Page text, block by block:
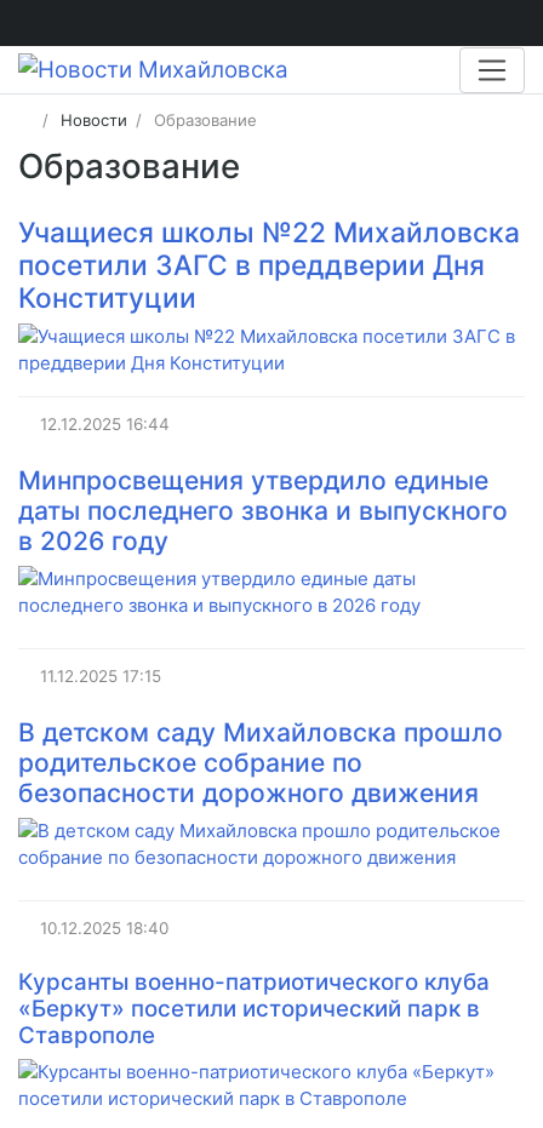
Новости Образование
Образование
Учащиеся школы №22 Михайловска
посетили ЗАГС в преддверии Дня
Конституции
12.12.2025 16:44
Минпросвещения утвердило единые
даты последнего звонка и выпускного
в 2026 году
11.12.2025 17:15
В детском саду Михайловска прошло
родительское собрание по
безопасности дорожного движения
10.12.2025 18:40
Курсанты военно-патриотического клуба
«Беркут» посетили исторический парк в
Ставрополе